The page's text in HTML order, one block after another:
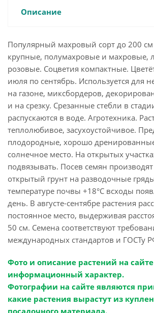
Описание
Популярный махровый сорт до 200
крупные, полумахровые и махровые,
розовые. Соцветия компактные.
июля по сентябрь. Используется для
на газоне, миксбордеров,
и на срезку. Срезанные стебли в
распускаются в воде. Агротехника.
теплолюбивое, засухоустойчивое.
плодородные, хорошо
солнечное место. На открытых
подвязывать. Посев семян
открытый грунт на разводочные
температуре почвы +18°C всходы
день. В августе-сентябре растения
постоянное место, выдерживая
50 см. Семена соответствуют
международных стандартов и ГОСТу
Фото и описание растений на
информационный характер.
Фотографии на сайте являются
какие растения вырастут из